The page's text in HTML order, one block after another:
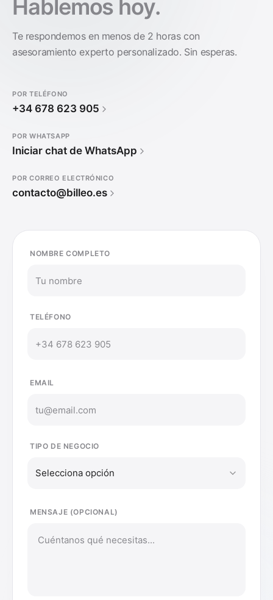
Hablemos hoy.
Te respondemos en menos de 2 horas con
asesoramiento experto personalizado. Sin esperas.
POR TELÉFONO
+34 678 623 905
POR WHATSAPP
Iniciar chat de WhatsApp
POR CORREO ELECTRÓNICO
contacto@billeo.es
NOMBRE COMPLETO
TELÉFONO
EMAIL
TIPO DE NEGOCIO
Selecciona opción
MENSAJE (OPCIONAL)